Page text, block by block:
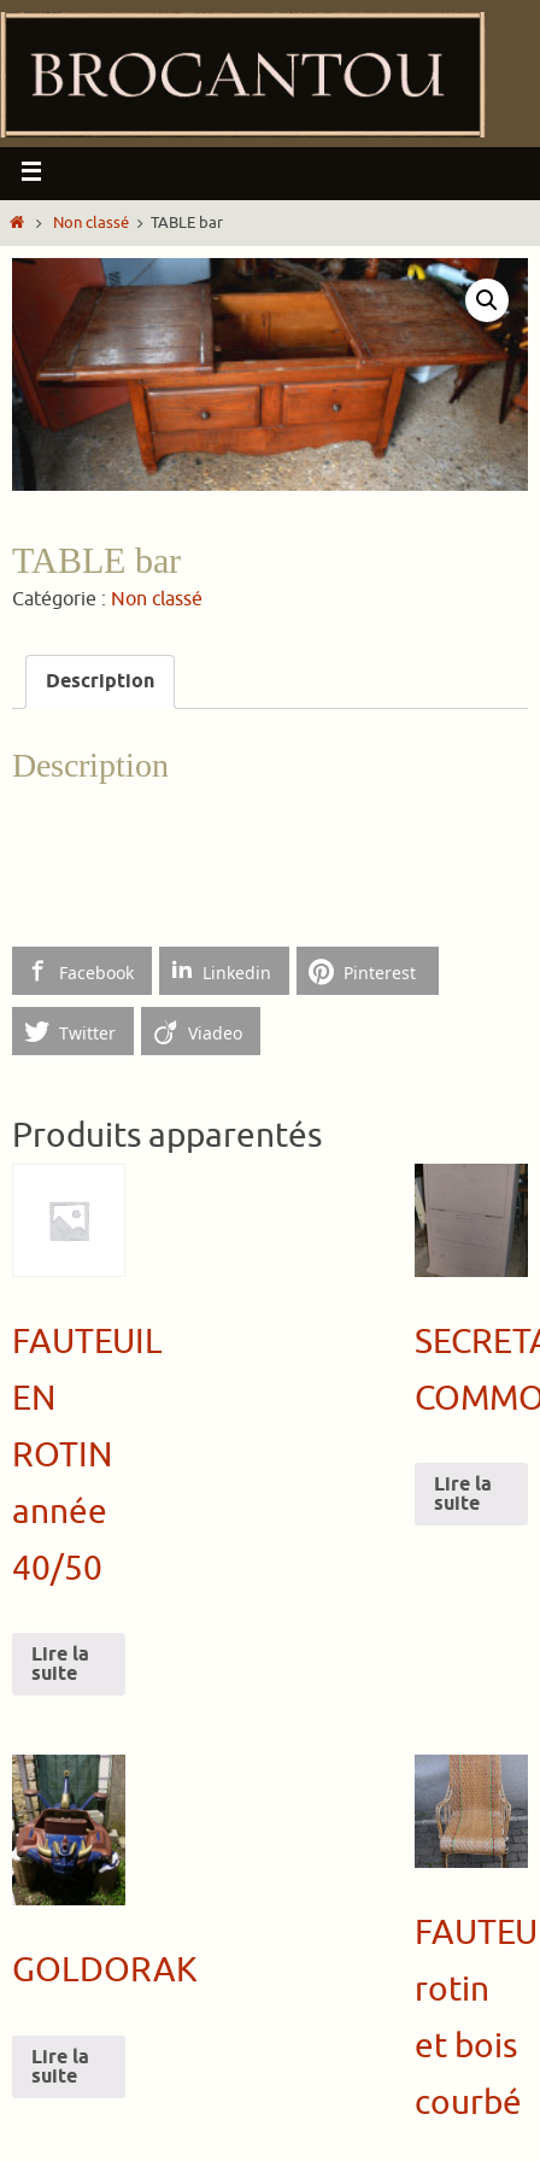
Non classé TABLE bar
TABLE bar
Catégorie : Non classé
Description
Description
Facebook Linkedin Pinterest
Twitter Viadeo
Produits apparentés
FAUTEUIL
EN
ROTIN
année
40/50
Lire la
suite
Lire la
suite
GOLDORAK
Lire la
suite
rotin
et bois
courbé